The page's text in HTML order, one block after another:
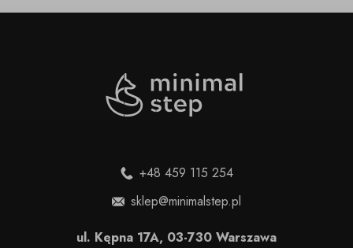
+48 459 115 254
sklep@minimalstep.pl
ul. Kępna 17A, 03-730 Warszawa